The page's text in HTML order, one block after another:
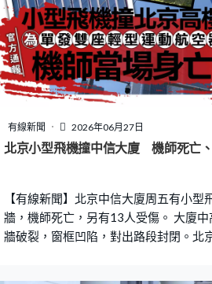
意並非靠指手劃腳，如國會內議員責問
而是要看如何應對自己組織內的貪腐。
為少數派政府，桑切斯勉強連任後西班
大」，日前又在加獨派矛頭反轉下，國
桑切斯下台的無約束力決議，但桑切斯
會提前，並要放眼未來。桑切斯：「真
已有不少成就，而是向前展望的雄心，
變革年代，所以我們的政策跨越2027年
供應我國的廉宜能源，以工作維生而非
有線新聞 2026年06月27日
北京小型飛機撞中信大廈 機師死亡
【有線新聞】北京中信大廈周五有小型
牆，機師死亡，另有13人受傷。 大廈
牆破裂，窗框凹陷，對出路段封閉。北